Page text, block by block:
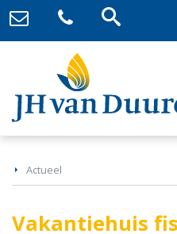
Actueel
Vakantiehuis